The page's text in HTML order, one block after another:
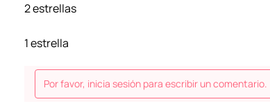
2 estrellas
1 estrella
Por favor, inicia sesión para escribir un comentario.